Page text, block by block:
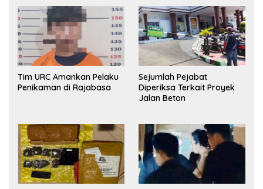
Tim URC Amankan Pelaku
Penikaman di Rajabasa
Sejumlah Pejabat
Diperiksa Terkait Proyek
Jalan Beton